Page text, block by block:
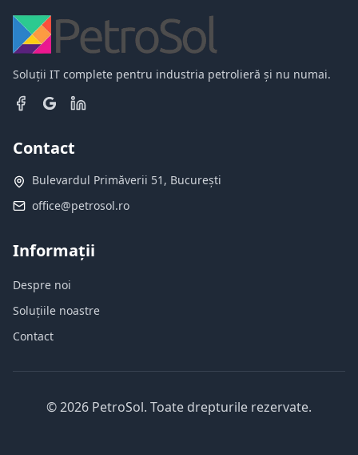
Soluții IT complete pentru industria petrolieră și nu numai.
Contact
Bulevardul Primăverii 51, București
office@petrosol.ro
Informații
Despre noi
Soluțiile noastre
Contact
©2026 PetroSol. Toate drepturile rezervate.